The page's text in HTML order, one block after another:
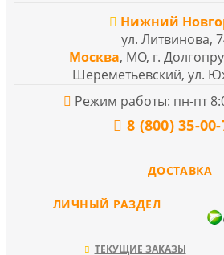
Нижний
ул. Литвинова,
Москва, МО, г.
Шереметьевский, ул.
Режим работы: пн-пт
8 (800) 35-
ДОСТАВКА
ЛИЧНЫЙ РАЗДЕЛ
ТЕКУЩИЕ ЗАКАЗЫ